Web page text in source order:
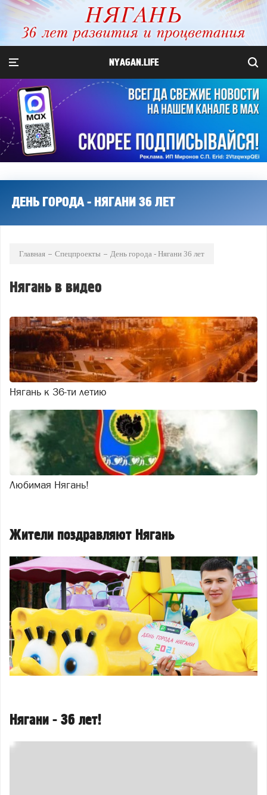
NYAGAN.LIFE
ДЕНЬ ГОРОДА - НЯГАНИ 36 ЛЕТ
Главная Спецпроекты День города - Нягани 36 лет
Нягань в видео
Нягань к 36-ти летию
Любимая Нягань!
Жители поздравляют Нягань
Нягани - 36 лет!